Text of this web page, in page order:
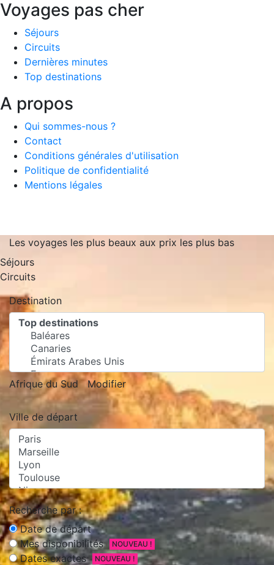
Voyages pas cher
Séjours
Circuits
Dernières minutes
Top destinations
A propos
Qui sommes-nous ?
Contact
Conditions générales d'utilisation
Politique de confidentialité
Mentions légales
Les voyages les plus beaux aux prix les plus bas
Séjours
Circuits
Destination
Afrique du Sud Modifier
Ville de départ
Recherche par :
Date de départ
Mes disponibilités
NOUVEAU !
Dates exactes NOUVEAU !